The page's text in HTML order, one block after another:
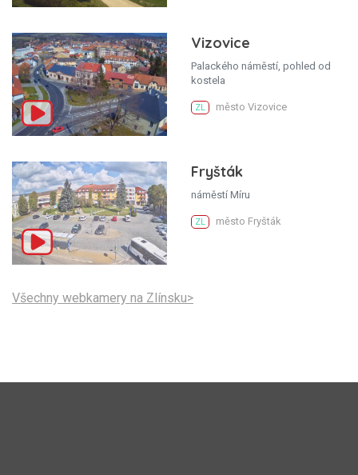
Vizovice
Palackého náměstí, pohled od
kostela
ZL město Vizovice
Fryšták
náměstí Míru
ZL město Fryšták
Všechny webkamery na Zlínsku>